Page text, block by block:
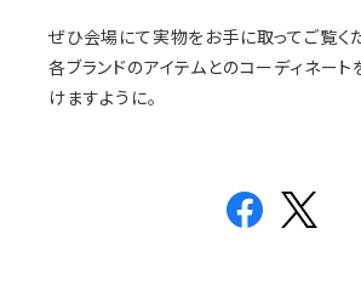
ぜひ会場にて実物をお手に取ってご覧く
各ブランドのアイテムとのコーディネー
けますように。